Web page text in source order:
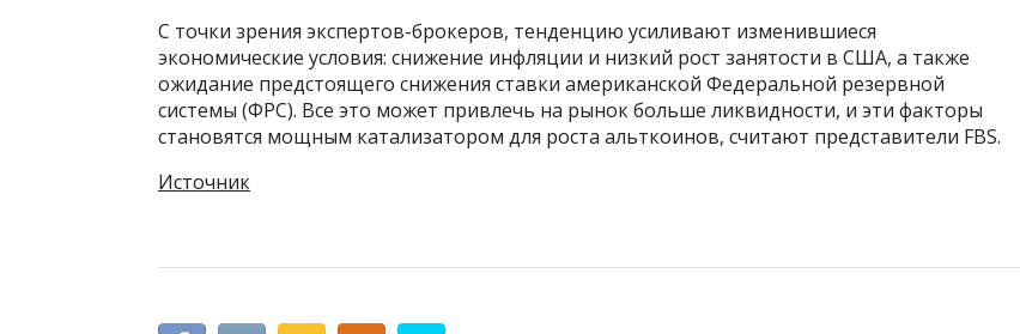
С точки зрения экспертов-брокеров, тенденцию усиливают изменившиеся
экономические условия: снижение инфляции и низкий рост занятости в США, а также
ожидание предстоящего снижения ставки американской Федеральной резервной
системы (ФРС). Все это может привлечь на рынок больше ликвидности, и эти факторы
становятся мощным катализатором для роста альткоинов, считают представители FBS.
Источник